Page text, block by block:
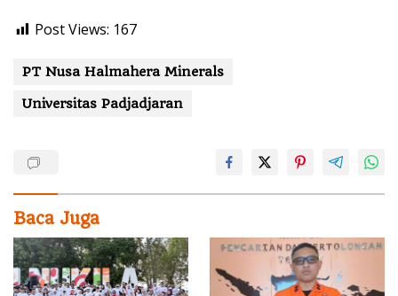
Post Views: 167
PT Nusa Halmahera Minerals
Universitas Padjadjaran
Baca Juga